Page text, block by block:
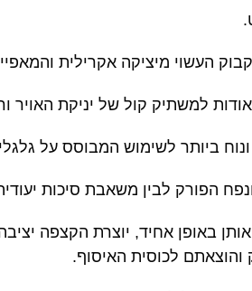
העשוי מיציקה אקרילית
למשתיק קול של יניקת האויר
ונוח ביותר לשימוש המבוסס על
הפורק לבין משאבת סיכות
באופן אחיד, יוצרת הקצפה
לכוסית האיסוף.